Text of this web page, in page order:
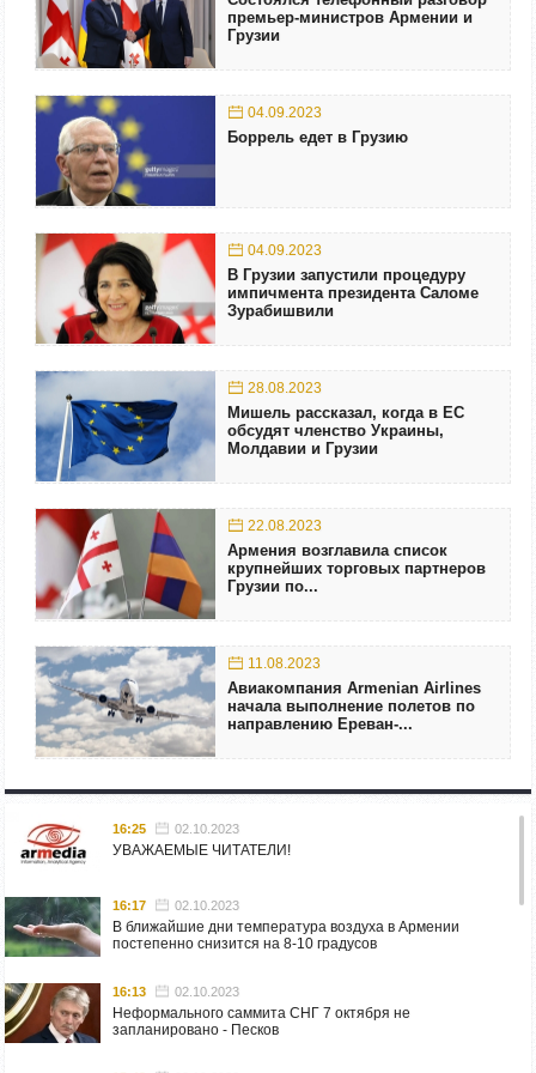
премьер-министров Армении и
Грузии
04.09.2023
Боррель едет в Грузию
04.09.2023
В Грузии запустили процедуру
импичмента президента Саломе
Зурабишвили
28.08.2023
Мишель рассказал, когда в ЕС
обсудят членство Украины,
Молдавии и Грузии
22.08.2023
Армения возглавила список
крупнейших торговых партнеров
Грузии по...
11.08.2023
Авиакомпания Armenian Airlines
начала выполнение полетов по
направлению Ереван-...
16:25 02.10.2023
УВАЖАЕМЫЕ ЧИТАТЕЛИ!
16:17 02.10.2023
В ближайшие дни температура воздуха в Армении
постепенно снизится на 8-10 градусов
16:13 02.10.2023
Неформального саммита СНГ 7 октября не
запланировано - Песков